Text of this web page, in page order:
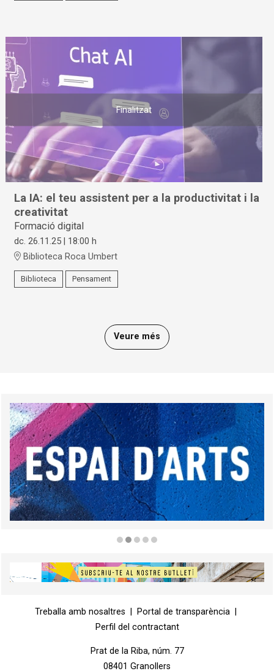
Finalitzat
La IA: el teu assistent per a la productivitat i la
creativitat
Formació digital
dc. 26.11.25 | 18:00 h
Biblioteca Roca Umbert
Biblioteca Pensament
Veure més
Treballa amb nosaltres
Portal de transparència
Perfil del contractant
Prat de la Riba, núm. 77
08401 Granollers